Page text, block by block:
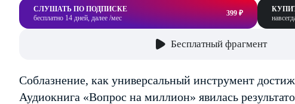
СЛУШАТЬ ПО ПОДПИСКЕ
бесплатно 14 дней, далее /мес
399 ₽
Бесплатный фрагмент
Соблазнение, как универсальный инструмент
Аудиокнига «Вопрос на миллион» явилась